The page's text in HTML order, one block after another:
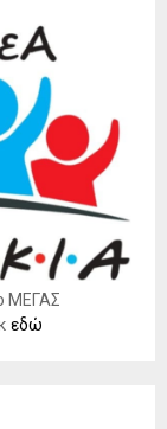
ΜΕΓΑΣ
εδώ